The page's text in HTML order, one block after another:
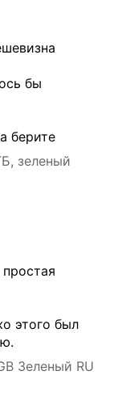
бы
берите
зеленый
этого был
Зеленый RU